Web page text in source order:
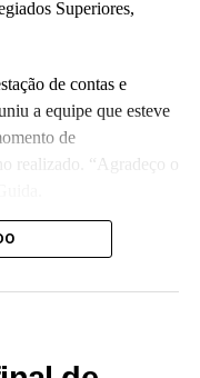
Superiores,
de contas e
a equipe que esteve
de
realizado. “Agradeço o